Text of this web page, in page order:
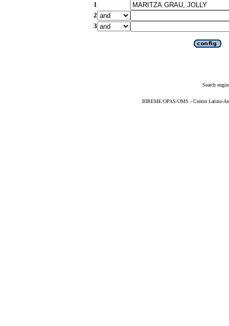
1
2
3
Search
BIREME/OPAS/OMS - Centro Latino-